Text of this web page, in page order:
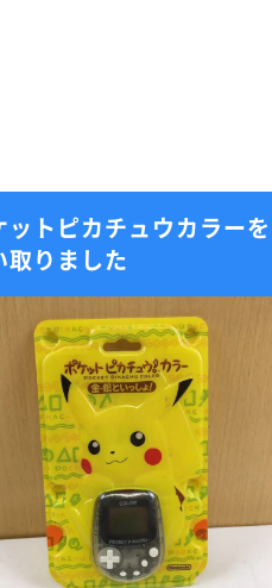
ットピカチュウカラーを
取りました